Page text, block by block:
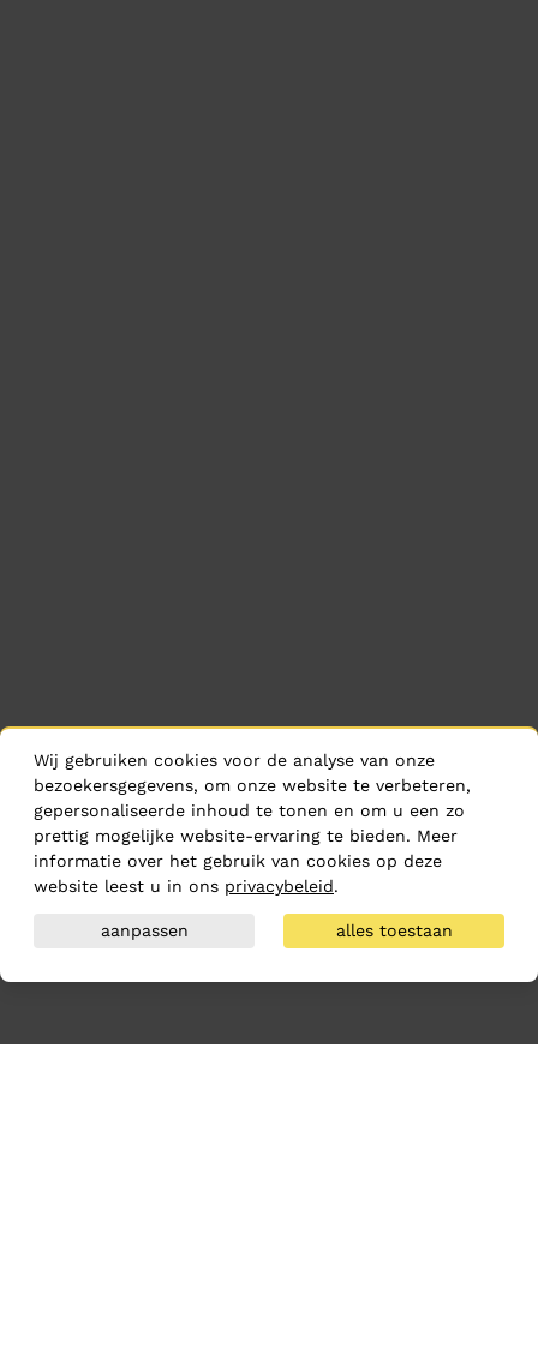
Wij gebruiken cookies voor de analyse van onze
bezoekersgegevens, om onze website te verbeteren,
gepersonaliseerde inhoud te tonen en om u een zo
prettig mogelijke website-ervaring te bieden. Meer
informatie over het gebruik van cookies op deze
website leest u in ons privacybeleid.
aanpassen alles toestaan